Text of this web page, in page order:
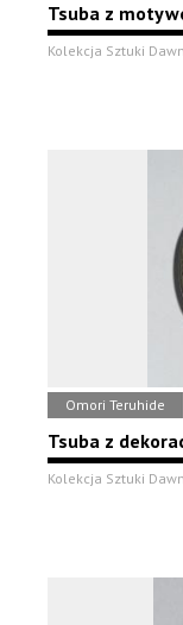
Tsuba z
Kolekcja Sztuki
Omori Teruhide
Tsuba z
Kolekcja Sztuki